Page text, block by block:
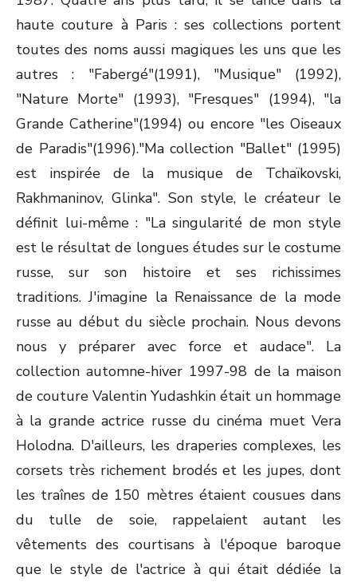
haute couture à Paris : ses collections portent
toutes des noms aussi magiques les uns que les
autres : "Fabergé"(1991), "Musique" (1992),
"Nature Morte" (1993), "Fresques" (1994), "la
Grande Catherine"(1994) ou encore "les Oiseaux
de Paradis"(1996)."Ma collection "Ballet" (1995)
est inspirée de la musique de Tchaïkovski,
Rakhmaninov, Glinka". Son style, le créateur le
définit lui-même : "La singularité de mon style
est le résultat de longues études sur le costume
russe, sur son histoire et ses richissimes
traditions. J'imagine la Renaissance de la mode
russe au début du siècle prochain. Nous devons
nous y préparer avec force et audace". La
collection automne-hiver 1997-98 de la maison
de couture Valentin Yudashkin était un hommage
à la grande actrice russe du cinéma muet Vera
Holodna. D'ailleurs, les draperies complexes, les
corsets très richement brodés et les jupes, dont
les traînes de 150 mètres étaient cousues dans
du tulle de soie, rappelaient autant les
vêtements des courtisans à l'époque baroque
que le style de l'actrice à qui était dédiée la